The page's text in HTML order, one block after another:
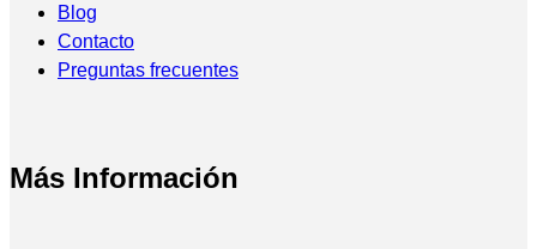
Blog
Contacto
Preguntas frecuentes
Más Información